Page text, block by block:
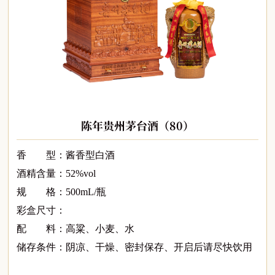
陈年贵州茅台酒（80）
香 型：酱香型白酒
酒精含量： 52%vol
规 格： 500mL/瓶
彩盒尺寸：
配 料：高粱、小麦、水
储存条件： 阴凉、干燥、密封保存、开启后请尽快饮用